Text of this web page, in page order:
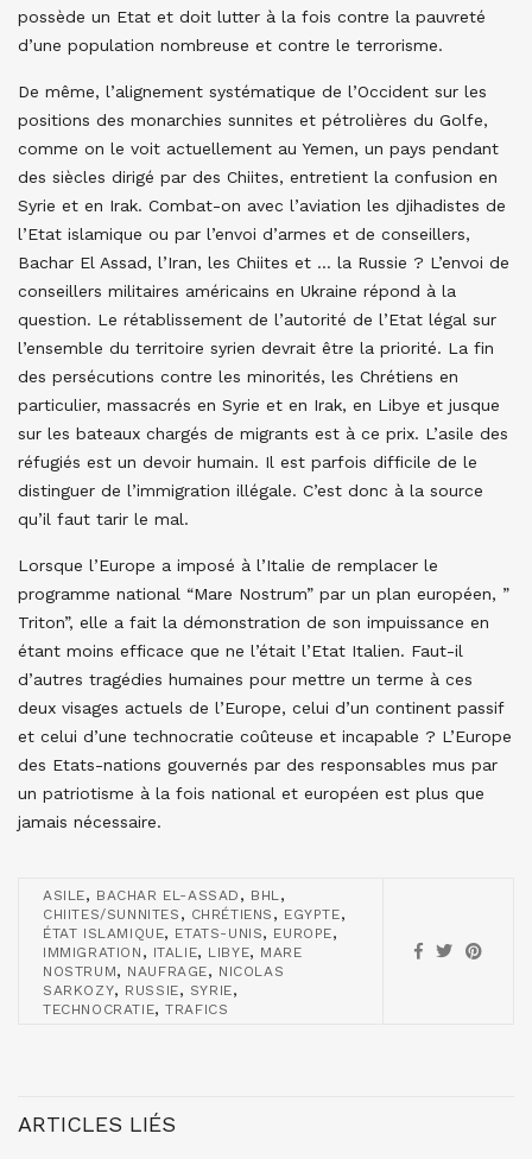
possède un Etat et doit lutter à la fois contre la pauvreté
d’une population nombreuse et contre le terrorisme.
De même, l’alignement systématique de l’Occident sur les
positions des monarchies sunnites et pétrolières du Golfe,
comme on le voit actuellement au Yemen, un pays pendant
des siècles dirigé par des Chiites, entretient la confusion en
Syrie et en Irak. Combat-on avec l’aviation les djihadistes de
l’Etat islamique ou par l’envoi d’armes et de conseillers,
Bachar El Assad, l’Iran, les Chiites et … la Russie ? L’envoi de
conseillers militaires américains en Ukraine répond à la
question. Le rétablissement de l’autorité de l’Etat légal sur
l’ensemble du territoire syrien devrait être la priorité. La fin
des persécutions contre les minorités, les Chrétiens en
particulier, massacrés en Syrie et en Irak, en Libye et jusque
sur les bateaux chargés de migrants est à ce prix. L’asile des
réfugiés est un devoir humain. Il est parfois difficile de le
distinguer de l’immigration illégale. C’est donc à la source
qu’il faut tarir le mal.
Lorsque l’Europe a imposé à l’Italie de remplacer le
programme national “Mare Nostrum” par un plan européen, ”
Triton”, elle a fait la démonstration de son impuissance en
étant moins efficace que ne l’était l’Etat Italien. Faut-il
d’autres tragédies humaines pour mettre un terme à ces
deux visages actuels de l’Europe, celui d’un continent passif
et celui d’une technocratie coûteuse et incapable ? L’Europe
des Etats-nations gouvernés par des responsables mus par
un patriotisme à la fois national et européen est plus que
jamais nécessaire.
ASILE, BACHAR EL-ASSAD , BHL,
CHIITES/SUNNITES , CHRÉTIENS , EGYPTE,
ÉTAT ISLAMIQUE, ETATS-UNIS, EUROPE,
IMMIGRATION , ITALIE, LIBYE, MARE
NOSTRUM, NAUFRAGE, NICOLAS
SARKOZY, RUSSIE, SYRIE,
TECHNOCRATIE,TRAFICS
ARTICLES LIÉS